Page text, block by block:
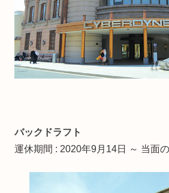
バックドラフト
運休期間 : 2020年9月14日 ～ 当面